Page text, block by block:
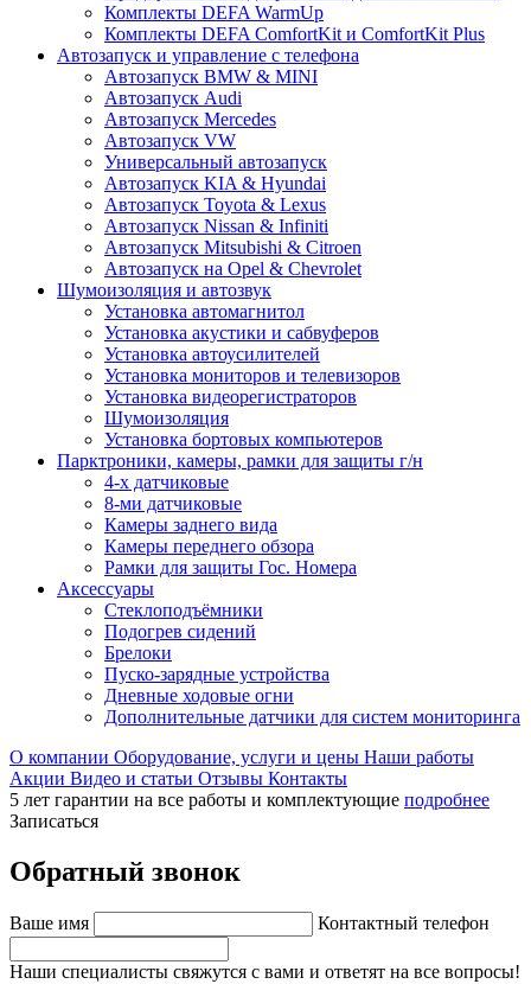
Комплекты DEFA WarmUp
Комплекты DEFA ComfortKit и ComfortKit Plus
Автозапуск и управление с телефона
Автозапуск BMW & MINI
Автозапуск Audi
Автозапуск Mercedes
Автозапуск VW
Универсальный автозапуск
Автозапуск KIA & Hyundai
Автозапуск Toyota & Lexus
Автозапуск Nissan & Infiniti
Автозапуск Mitsubishi & Citroen
Автозапуск на Opel & Chevrolet
Шумоизоляция и автозвук
Установка автомагнитол
Установка акустики и сабвуферов
Установка автоусилителей
Установка мониторов и телевизоров
Установка видеорегистраторов
Шумоизоляция
Установка бортовых компьютеров
Парктроники, камеры, рамки для защиты г/н
4-х датчиковые
8-ми датчиковые
Камеры заднего вида
Камеры переднего обзора
Рамки для защиты Гос. Номера
Аксессуары
Стеклоподъёмники
Подогрев сидений
Брелоки
Пуско-зарядные устройства
Дневные ходовые огни
Дополнительные датчики для систем мониторинга
О компании Оборудование, услуги и цены Наши работы
Акции Видео и статьи Отзывы Контакты
5 лет гарантии на все работы и комплектующие подробнее
Записаться
Обратный звонок
Ваше имя Контактный телефон
Наши специалисты свяжутся с вами и ответят на все вопросы!